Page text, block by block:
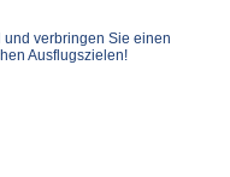
verbringen Sie einen
Ausflugszielen!